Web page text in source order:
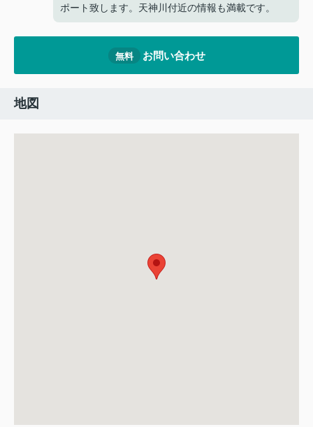
ポート致します。天神川付近の情報も満載です。
無料 お問い合わせ
地図